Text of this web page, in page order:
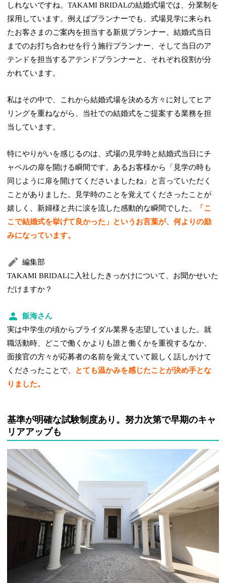
しれないですね。TAKAMI BRIDALの結婚式場では、分業制を
採用しています。例えばプランナーでも、式場見学に来られ
たお客さまのご案内を担当する新規プランナー、結婚式当日
までのお打ち合わせを行う施行プランナー、そして当日のア
テンドを担当するアテンドプランナーと、それぞれ役割が分
かれています。
私はその中で、これから結婚式場を決める方々に対してヒア
リングを重ねながら、当社での結婚式をご提案する業務を担
当しています。
特にやりがいを感じるのは、式場の見学時と結婚式当日にチ
ャペルの扉を開ける瞬間です。あるお客様から「見学の時も
同じように扉を開けてくださいましたね」と言っていただく
ことがありました。見学時のことを覚えてくださったことが
嬉しく、新婦様と共に涙を流した感動的な瞬間でした。
「こ
こで結婚式を挙げて良かった」というお言葉が、何よりの励
みになっています。
編集部
TAKAMI BRIDALに入社したきっかけについて、お聞かせいた
だけますか？
飯海さん
実は中学生の頃からブライダル業界を志望していました。就
職活動時、どこで働くかよりも誰と働くかを重視するなか、
面接官の方々が応募者の名前を覚えていて親しく話しかけて
くださったことで、
とても温かみを感じたことが決め手とな
りました。
基準が明確な試験制度あり。努力次第で早期のキャ
リアアップも